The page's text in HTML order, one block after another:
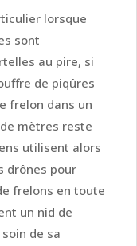
lorsque
sont
au pire, si
de piqûres
frelon dans un
mètres reste
utilisent alors
drônes pour
frelons en toute
un nid de
de sa